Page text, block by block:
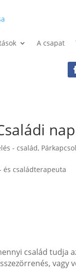
A csapat
- család,
család tudja
vagy